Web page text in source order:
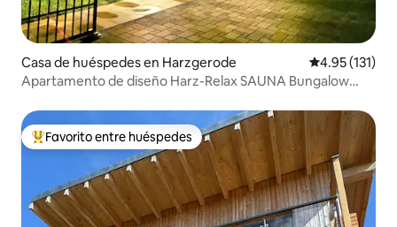
Casa de huéspedes en Harzgerode Calificación
4.95 (131)
Apartamento de diseño Harz-Relax SAUNA Bungalow
De los mejores en Favorito entre huéspedes
Favorito entre huéspedes